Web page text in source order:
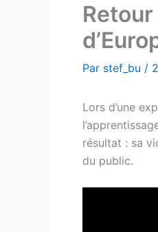
Par stef_bu /
Lors d’une
résultat : sa
du public.